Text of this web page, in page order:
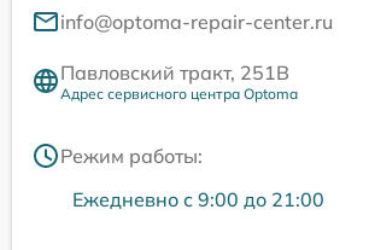
info@optoma-repair-center.ru
Павловский тракт, 251В
Адрес сервисного центра Optoma
Режим работы:
Ежедневно с 9:00 до 21:00